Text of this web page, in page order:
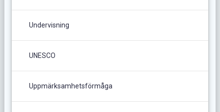
Undervisning
UNESCO
Uppmärksamhetsförmåga